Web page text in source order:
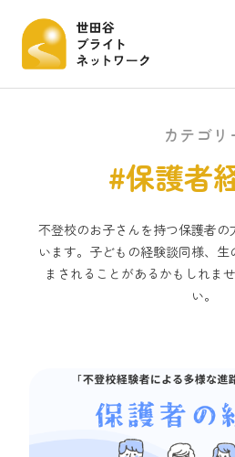
カテゴリ
#保護者
不登校のお子さんを持つ保護者の
います。子どもの経験談同様、
まされることがあるかもしれま
い。